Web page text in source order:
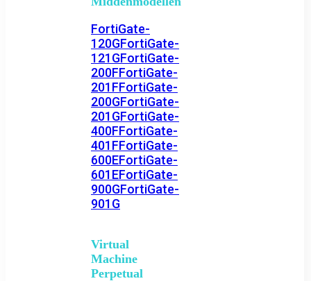
FortiGate-
120GFortiGate-
121GFortiGate-
200FFortiGate-
201FFortiGate-
200GFortiGate-
201GFortiGate-
400FFortiGate-
401FFortiGate-
600EFortiGate-
601EFortiGate-
900GFortiGate-
901G
Virtual
Machine
Perpetual